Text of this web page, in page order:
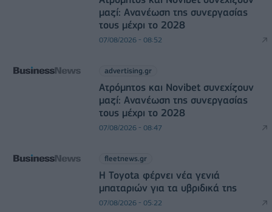
μαζί: Ανανέωση της συνεργασίας
τους μέχρι το 2028
07/08/2026 - 08:52
advertising.gr
Ατρόμητος και Novibet συνεχίζουν
μαζί: Ανανέωση της συνεργασίας
τους μέχρι το 2028
07/08/2026 - 08:47
fleetnews.gr
Η Toyota φέρνει νέα γενιά
μπαταριών για τα υβριδικά της
07/08/2026 - 05:22